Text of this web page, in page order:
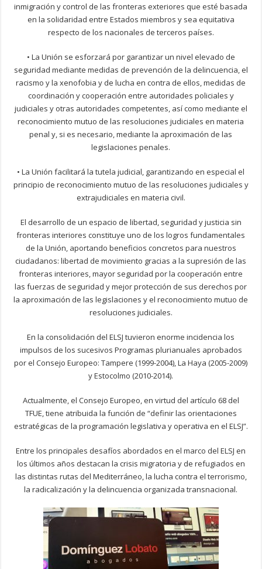
inmigración y control de las fronteras exteriores que esté basada
en la solidaridad entre Estados miembros y sea equitativa
respecto de los nacionales de terceros países.
• La Unión se esforzará por garantizar un nivel elevado de
seguridad mediante medidas de prevención de la delincuencia, el
racismo y la xenofobia y de lucha en contra de ellos, medidas de
coordinación y cooperación entre autoridades policiales y
judiciales y otras autoridades competentes, así como mediante el
reconocimiento mutuo de las resoluciones judiciales en materia
penal y, si es necesario, mediante la aproximación de las
legislaciones penales.
• La Unión facilitará la tutela judicial, garantizando en especial el
principio de reconocimiento mutuo de las resoluciones judiciales y
extrajudiciales en materia civil.
El desarrollo de un espacio de libertad, seguridad y justicia sin
fronteras interiores constituye uno de los logros fundamentales
de la Unión, aportando beneficios concretos para nuestros
ciudadanos: libertad de movimiento gracias a la supresión de las
fronteras interiores, mayor seguridad por la cooperación entre
las fuerzas de seguridad y mejor protección de sus derechos por
la aproximación de las legislaciones y el reconocimiento mutuo de
resoluciones judiciales.
En la consolidación del ELSJ tuvieron enorme incidencia los
impulsos de los sucesivos Programas plurianuales aprobados
por el Consejo Europeo: Tampere (1999-2004), La Haya (2005-2009)
y Estocolmo (2010-2014).
Actualmente, el Consejo Europeo, en virtud del artículo 68 del
TFUE, tiene atribuida la función de “definir las orientaciones
estratégicas de la programación legislativa y operativa en el ELSJ”.
Entre los principales desafíos abordados en el marco del ELSJ en
los últimos años destacan la crisis migratoria y de refugiados en
las distintas rutas del Mediterráneo, la lucha contra el terrorismo,
la radicalización y la delincuencia organizada transnacional.